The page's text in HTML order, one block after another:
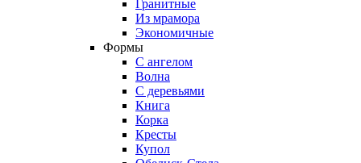
Гранитные
Из мрамора
Экономичные
Формы
С ангелом
Волна
С деревьями
Книга
Корка
Кресты
Купол